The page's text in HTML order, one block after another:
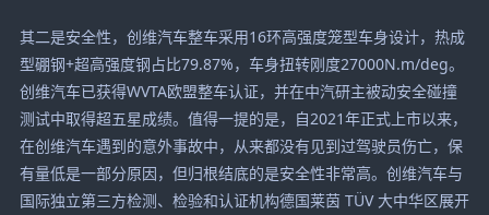
其二是安全性，创维汽车整车采用16环高强度笼型车身设计，热成
型硼钢+超高强度钢占比79.87%，车身扭转刚度27000N.m/deg。
创维汽车已获得WVTA欧盟整车认证，并在中汽研主被动安全碰撞
测试中取得超五星成绩。值得一提的是，自2021年正式上市以来，
在创维汽车遇到的意外事故中，从来都没有见到过驾驶员伤亡，保
有量低是一部分原因，但归根结底的是安全性非常高。创维汽车与
国际独立第三方检测、检验和认证机构德国莱茵 TÜV 大中华区展开